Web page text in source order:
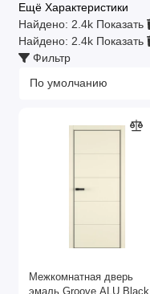
Ещё Характеристики
Найдено: 2.4k Показать
Найдено: 2.4k Показать
Фильтр
Межкомнатная дверь
эмаль Groove ALU Black